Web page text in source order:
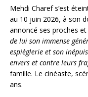
Mehdi Charef s’est
au 10 juin 2026, à son
annoncé ses proches et
de lui son immense
espièglerie et son
envers et contre leurs
famille. Le cinéaste,
ans.